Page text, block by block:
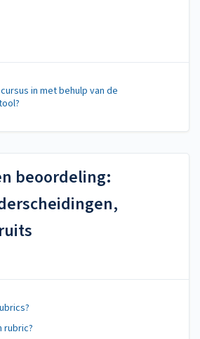
in met behulp van de
beoordeling:
rubric?